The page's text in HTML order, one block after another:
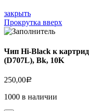
закрыть
Прокрутка вверх
Чип Hi-Black к
(D707L), Bk, 10K
250,00Р
1000 в наличии